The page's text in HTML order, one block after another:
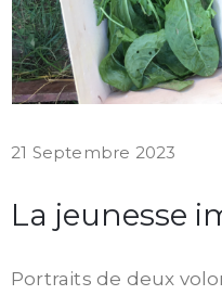
21 Septembre 2023
La jeunesse
Portraits de deux